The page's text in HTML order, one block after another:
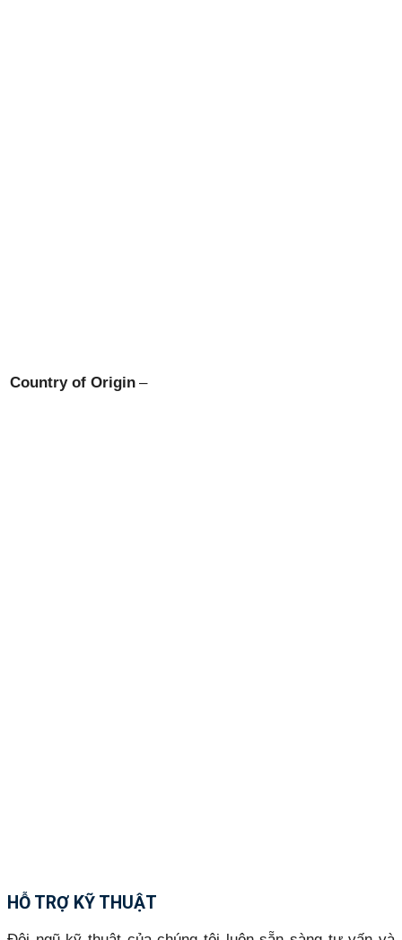
Country of Origin –
HỖ TRỢ KỸ THUẬT